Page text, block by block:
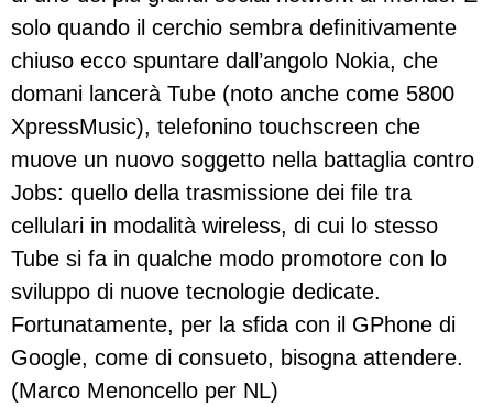
solo quando il cerchio sembra definitivamente
chiuso ecco spuntare dall’angolo Nokia, che
domani lancerà Tube (noto anche come 5800
XpressMusic), telefonino touchscreen che
muove un nuovo soggetto nella battaglia contro
Jobs: quello della trasmissione dei file tra
cellulari in modalità wireless, di cui lo stesso
Tube si fa in qualche modo promotore con lo
sviluppo di nuove tecnologie dedicate.
Fortunatamente, per la sfida con il GPhone di
Google, come di consueto, bisogna attendere.
(Marco Menoncello per NL)